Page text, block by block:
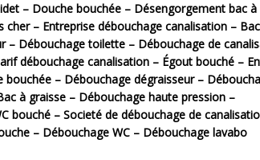
– Douche bouchée – Désengorgement bac à
cher – Entreprise débouchage canalisation –
– Débouchage toilette – Débouchage de
débouchage canalisation – Égout bouché –
bouchée – Débouchage dégraisseur –
à graisse – Débouchage haute pression –
bouché – Societé de débouchage de
– Débouchage WC – Débouchage lavabo